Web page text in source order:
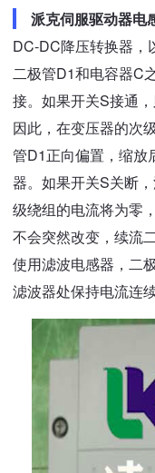
派克伺服驱动器电
DC-DC降压转换器，
二极管D1和电容器C
接。如果开关S接通
因此，在变压器的次
管D1正向偏置，缩放
器。如果开关S关断
级绕组的电流将为零
不会突然改变，续流
使用滤波电感器，二
滤波器处保持电流连